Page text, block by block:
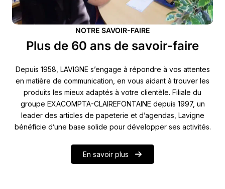
NOTRE SAVOIR-FAIRE
Plus de 60 ans de savoir-faire
Depuis 1958, LAVIGNE s’engage à répondre à vos attentes
en matière de communication, en vous aidant à trouver les
produits les mieux adaptés à votre clientèle. Filiale du
groupe EXACOMPTA-CLAIREFONTAINE depuis 1997, un
leader des articles de papeterie et d’agendas, Lavigne
bénéficie d’une base solide pour développer ses activités.
En savoir plus